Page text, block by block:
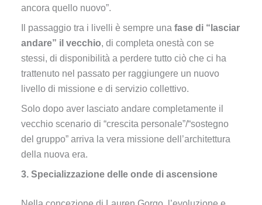
ancora quello nuovo”.
Il passaggio tra i livelli è sempre una fase di “lasciar
andare” il vecchio, di completa onestà con se
stessi, di disponibilità a perdere tutto ciò che ci ha
trattenuto nel passato per raggiungere un nuovo
livello di missione e di servizio collettivo.
Solo dopo aver lasciato andare completamente il
vecchio scenario di “crescita personale”/“sostegno
del gruppo” arriva la vera missione dell’architettura
della nuova era.
3. Specializzazione delle onde di ascensione